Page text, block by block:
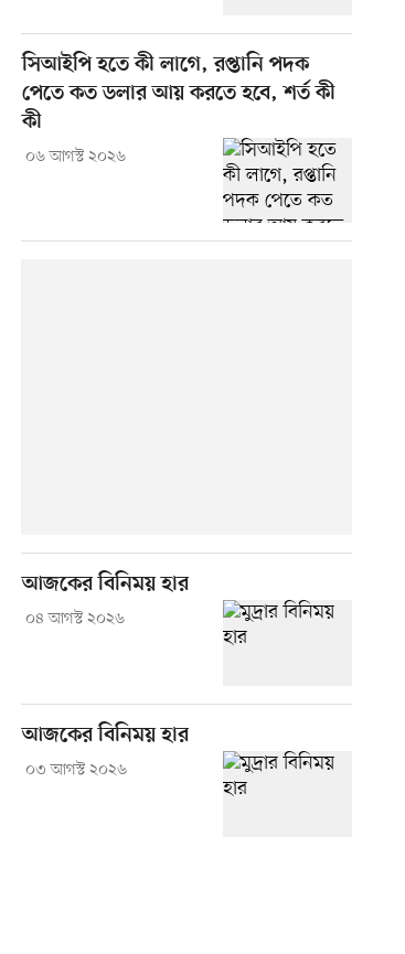
সিআইপি হতে কী লাগে, রপ্তানি পদক
পেতে কত ডলার আয় করতে হবে, শর্ত কী
কী
০৬ আগস্ট ২০২৬
আজকের বিনিময় হার
০৪ আগস্ট ২০২৬
আজকের বিনিময় হার
০৩ আগস্ট ২০২৬